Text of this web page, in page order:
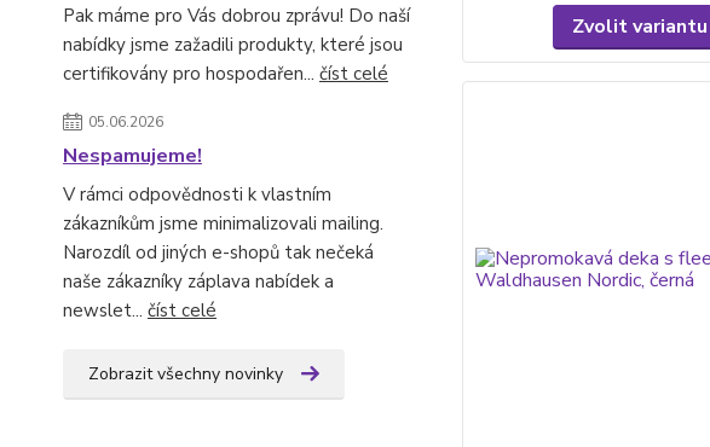
Pak máme pro Vás dobrou zprávu! Do naší
nabídky jsme zažadili produkty, které jsou
certifikovány pro hospodařen... číst celé
05.06.2026
Nespamujeme!
V rámci odpovědnosti k vlastním
zákazníkům jsme minimalizovali mailing.
Narozdíl od jiných e-shopů tak nečeká
naše zákazníky záplava nabídek a
newslet... číst celé
Zobrazit všechny novinky
Zvolit variantu